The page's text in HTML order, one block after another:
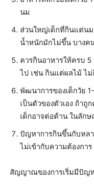
นม
ส่วนใหญ่เด็กที่กินแต่น
น้ำหนักมักไม่ขึ้น บางค
ควรกินอาหารให้ครบ
ไป เช่น กินแต่ผลไม้ ไ
พัฒนาการของเด็กวัย
เป็นตัวของตัวเอง ถ้าถู
เด็กอาจต่อต้าน ในลัก
ปัญหาการกินขึ้นกับหล
ไม่เข้ากับความต้องกา
สัญญาณของการเริ่มมีปัญห